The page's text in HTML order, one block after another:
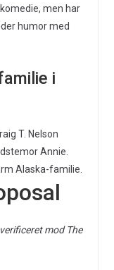
men har
humor med
i
T. Nelson
Annie.
Alaska-familie.
mod The